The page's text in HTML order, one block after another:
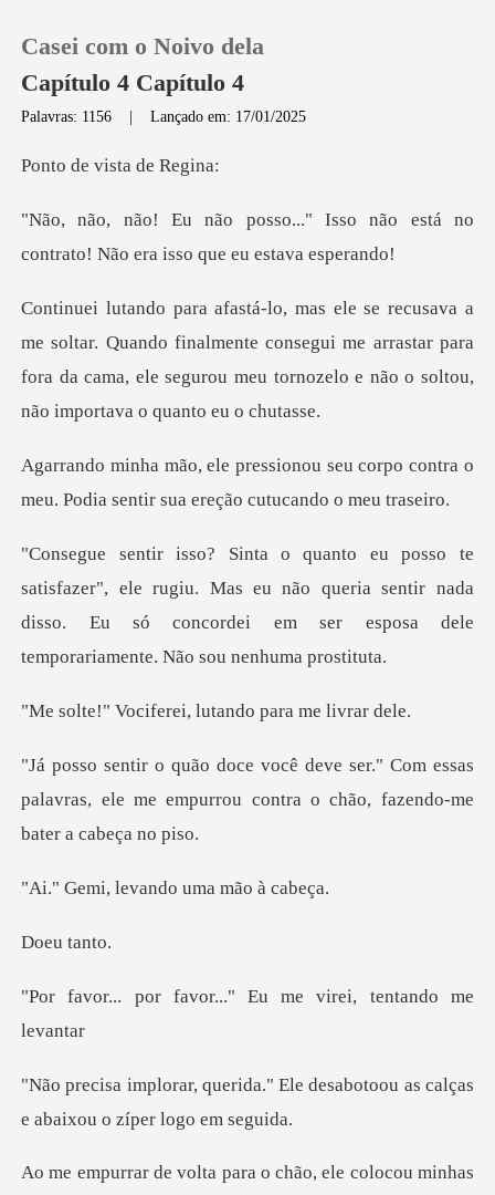
Loja
Baixar App
Casei com o Noivo dela
Capítulo 4 Capítulo 4
Palavras: 1156 |Lançado em: 17/01/2025
vista d
Isso não está no
contrato! Não
uando finalmente consegui me arrastar para
fora da cama, ele segurou
seu corpo contra o
meu. Podia sentir
ele rugiu. Mas eu não queria sentir nada
disso. Eu só concordei
erei, lutando par
" Com essas
palavras, ele me empurrou contr
levando uma
u t
vor..." Eu me virei,
." Ele desabotoou as calças
e
ele colocou minhas